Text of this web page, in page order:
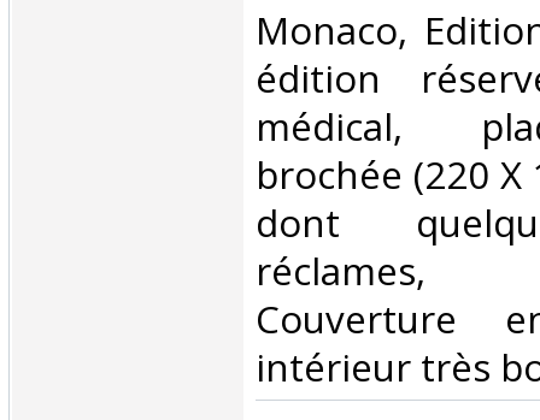
‎Monaco,
édition
médical,
brochée (220
dont
réclames,
Couverture
intérieur très